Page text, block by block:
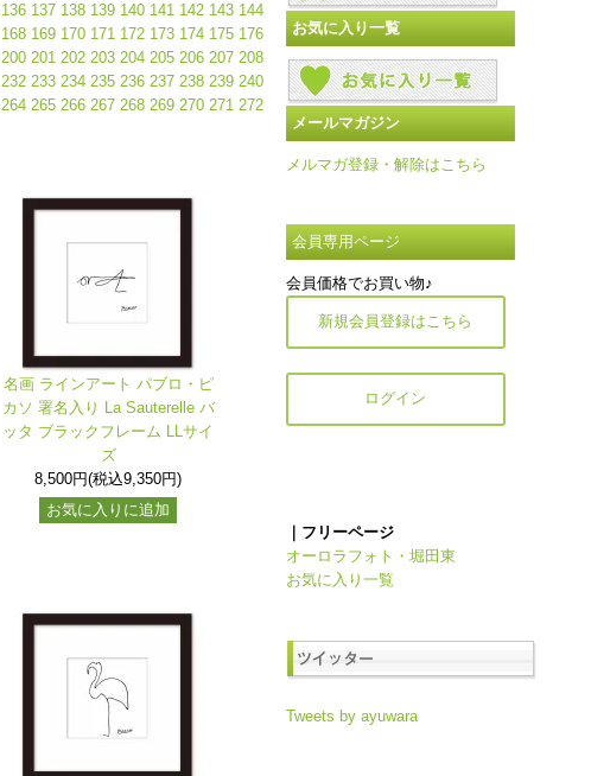
136 137 138 139 140 141 142 143 144
168 169 170 171 172 173 174 175 176
200 201 202 203 204 205 206 207 208
232 233 234 235 236 237 238 239 240
264 265 266 267 268 269 270 271 272
名画 ラインアート パブロ・ピ
カソ 署名入り La Sauterelle バ
ッタ ブラックフレーム LLサイ
ズ
8,500円(税込9,350円)
お気に入りに追加
お気に入り一覧
メールマガジン
メルマガ登録・解除はこちら
会員専用ページ
会員価格でお買い物♪
新規会員登録はこちら
ログイン
｜フリーページ
オーロラフォト・堀田東
お気に入り一覧
Tweets by ayuwara